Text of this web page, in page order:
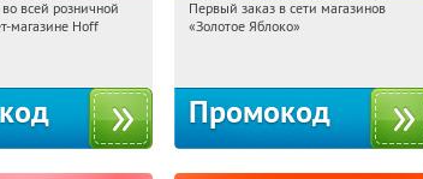
Получили:
всей розничной
магазине Hoff
10:40:52
Получи первым!
Первый заказ в сети магазинов
«Золотое Яблоко»
Промокод